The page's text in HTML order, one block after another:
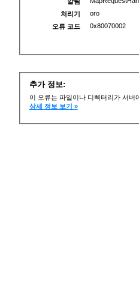
처리기
oro
오류 코드
0x80070002
추가 정보:
이 오류는 파일이나 디렉터리가 서
상세 정보 보기 »